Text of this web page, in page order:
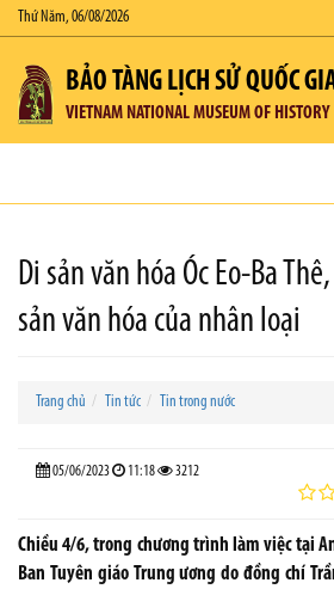
Thứ Năm, 06/08/2026
BẢO TÀNG LỊCH SỬ QUỐC
VIETNAM NATIONAL MUSEUM OF HISTORY
Di sản văn hóa Óc Eo-Ba
sản văn hóa của nhân loại
Trang chủ Tin tức Tin trong nước
05/06/2023 11:18 3212
Chiều 4/6, trong chương trình làm việc tại
Ban Tuyên giáo Trung ương do đồng chí